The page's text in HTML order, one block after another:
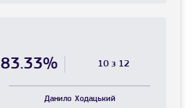
83.33% 10 з 12
Данило Ходацький